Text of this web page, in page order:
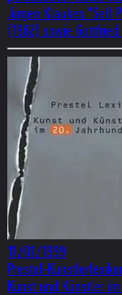
Jürgen Klaukes "Self
(1982) sowie
11/01/1999
Prestel-
Kunst und Künstler